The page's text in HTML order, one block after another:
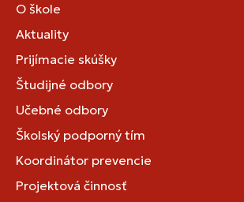
O škole
Aktuality
Prijímacie skúšky
Študijné odbory
Učebné odbory
Školský podporný tím
Koordinátor prevencie
Projektová činnosť